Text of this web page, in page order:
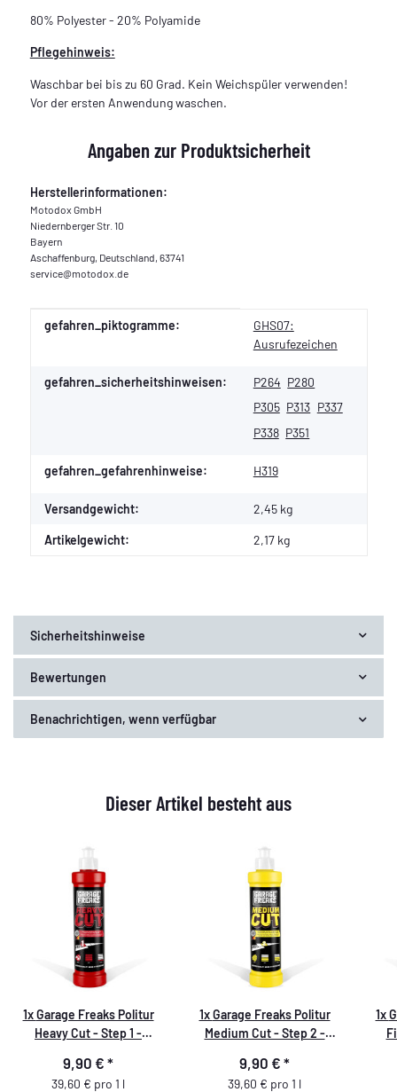
80% Polyester - 20% Polyamide
Pflegehinweis:
Waschbar bei bis zu 60 Grad. Kein Weichspüler verwenden!
Vor der ersten Anwendung waschen.
Angaben zur Produktsicherheit
Herstellerinformationen:
Motodox GmbH
Niedernberger Str. 10
Bayern
Aschaffenburg, Deutschland, 63741
service@motodox.de
Produkteigenschaft
Wert
gefahren_piktogramme:
GHS07:
Ausrufezeichen
gefahren_sicherheitshinweisen: P264 P280
P305 P313 P337
P338 P351
gefahren_gefahrenhinweise: H319
Versandgewicht: 2,45 kg
Artikelgewicht: 2,17 kg
Sicherheitshinweise
Bewertungen
Benachrichtigen, wenn verfügbar
Dieser Artikel besteht aus
1xGarage Freaks Politur
Heavy Cut - Step 1 -
9,90 € *
39,60 € pro 1 l
1xGarage Freaks Politur
Medium Cut - Step 2 -
250ml
9,90 € *
39,60 € pro 1 l
1x